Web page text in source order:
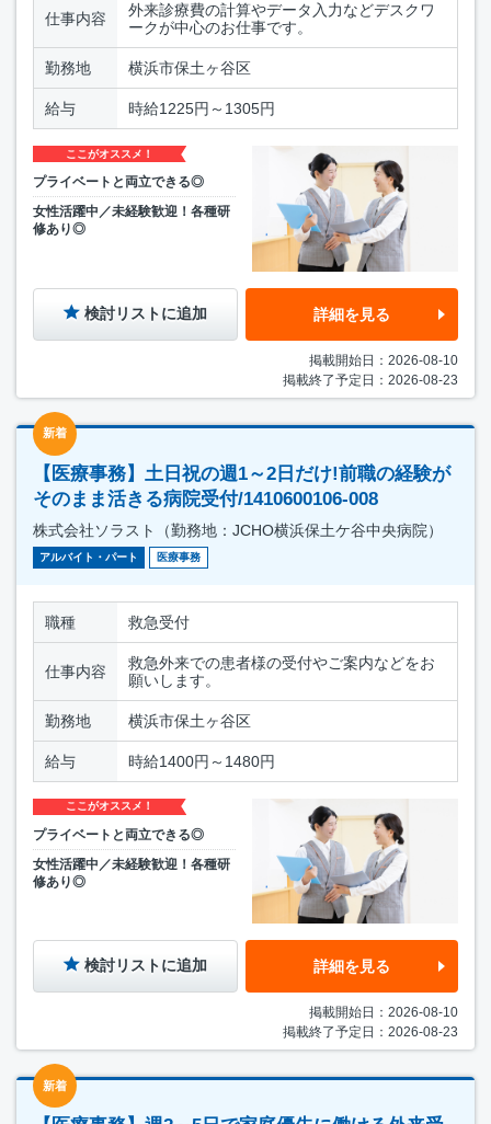
仕事内容
外来診療費の計算やデータ入力などデスクワ
ークが中心のお仕事です。
勤務地 横浜市保土ヶ谷区
給与 時給1225円～1305円
ここがオススメ！
プライベートと両立できる◎
女性活躍中／未経験歓迎！各種研
修あり◎
検討リストに追加 詳細を見る
掲載開始日：2026-08-10
掲載終了予定日：2026-08-23
新着
【医療事務】土日祝の週1～2日だけ!前職の経験が
そのまま活きる病院受付/1410600106-008
株式会社ソラスト（勤務地：JCHO横浜保土ケ谷中央病院）
アルバイト・パート 医療事務
職種 救急受付
仕事内容
救急外来での患者様の受付やご案内などをお
願いします。
勤務地 横浜市保土ヶ谷区
給与 時給1400円～1480円
ここがオススメ！
プライベートと両立できる◎
女性活躍中／未経験歓迎！各種研
修あり◎
検討リストに追加 詳細を見る
掲載開始日：2026-08-10
掲載終了予定日：2026-08-23
新着